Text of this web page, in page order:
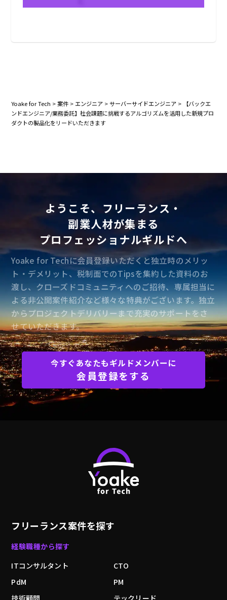
Yoake for Tech >案件 > エンジニア >サーバーサイドエンジニア >
【バックエ
ンドエンジニア/業務委託】社会課題に挑戦するアルゴリズムを活用した新規プロ
ダクトの製品化をリードいただきます
ようこそ、フリーランス・
副業人材が集まる
プロフェッショナルギルドへ
Yoake for Techに会員登録いただくと独立時のメリッ
ト・デメリット、税制面でのTipsを集約した資料のお
渡し、クローズドコミュニティへのご招待、専属担当に
よる非公開案件紹介など様々な特典がございます。独立
からプロジェクトデリバリーまで充実のサポートをさ
せていただきます。
今すぐあなたもギルドメンバーに
会員登録をする
フリーランス案件を探す
経験職種から探す
ITコンサルタント
CTO
PdM
PM
技術顧問
テックリード